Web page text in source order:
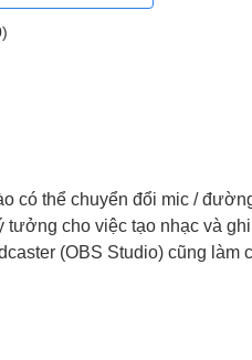
có thể chuyển đổi mic /
cho việc tạo nhạc và
(OBS Studio) cũng làm